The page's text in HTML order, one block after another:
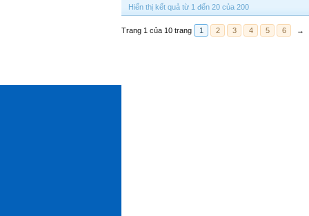
Hiển thị kết quả từ 1 đến 20 của 200
Trang 1 của 10 trang 1 2 3 4 5 6 →